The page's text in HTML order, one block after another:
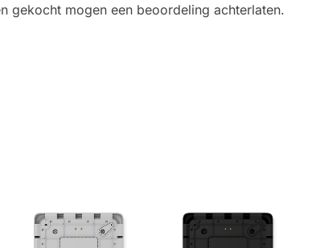
gekocht mogen een beoordeling achterlaten.